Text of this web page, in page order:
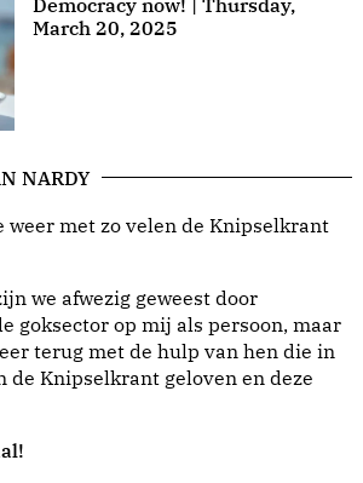
Democracy now! | Thursday,
March 20, 2025
NARDY
weer met zo velen de Knipselkrant
we afwezig geweest door
goksector op mij als persoon, maar
terug met de hulp van hen die in
de Knipselkrant geloven en deze